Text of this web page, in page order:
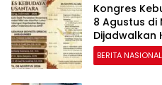
Kongres
8 Agustus di
Dijadwalkan
BERITA NASIONAL